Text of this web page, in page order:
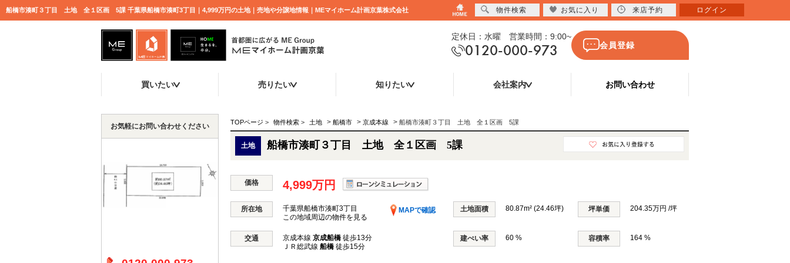
船橋市湊町３丁目 土地 全１区画 5課 千葉県船橋市湊町3丁目｜4,999万円の土地｜売地や分譲地情報｜MEマイホーム計画京葉株式会社
定休日：水曜 営業時間：9:00~
0120-000-973 会員登録
買いたい 売りたい 知りたい 会社案内 お問い合わせ
TOPページ > 物件検索 > 土地 > 船橋市 > 京成本線 > 船橋市湊町３丁目 土地 全１区画 5課
土地 船橋市湊町３丁目 土地 全１区画 5課
価格 4,999万円
所在地 千葉県船橋市湊町3丁目
MAPで確認
この地域周辺の物件を見る
土地面積 80.87m² (24.46坪) 坪単価 204.35万円 /坪
交通 京成本線 京成船橋 徒歩13分
ＪＲ総武線 船橋 徒歩15分
建ぺい率 60 % 容積率 164 %
お気軽にお問い合わせください
物件検索 お気に入り 来店予約 ログイン